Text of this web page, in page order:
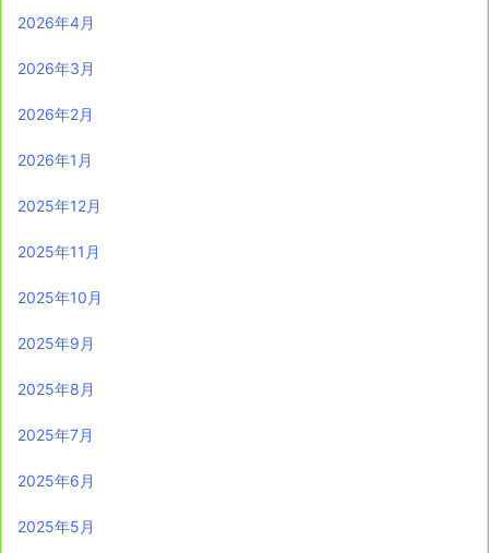
2026年4月
2026年3月
2026年2月
2026年1月
2025年12月
2025年11月
2025年10月
2025年9月
2025年8月
2025年7月
2025年6月
2025年5月